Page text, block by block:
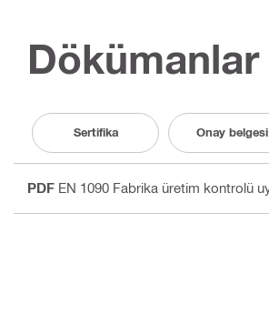
Dökümanlar
Sertifika Onay belgesi
PDF EN 1090 Fabrika üretim kontrolü